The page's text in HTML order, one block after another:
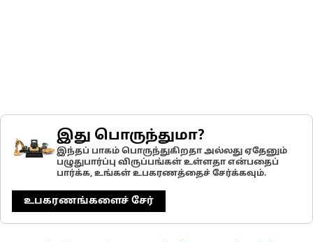
இது பொருந்துமா?
இந்தப் பாகம் பொருந்துகிறதா அல்லது ஏதேனும்
பழுதுபார்ப்பு விருப்பங்கள் உள்ளதா என்பதைப்
பார்க்க, உங்கள் உபகரணத்தைச் சேர்க்கவும்.
உபகரணங்களைச் சேர்